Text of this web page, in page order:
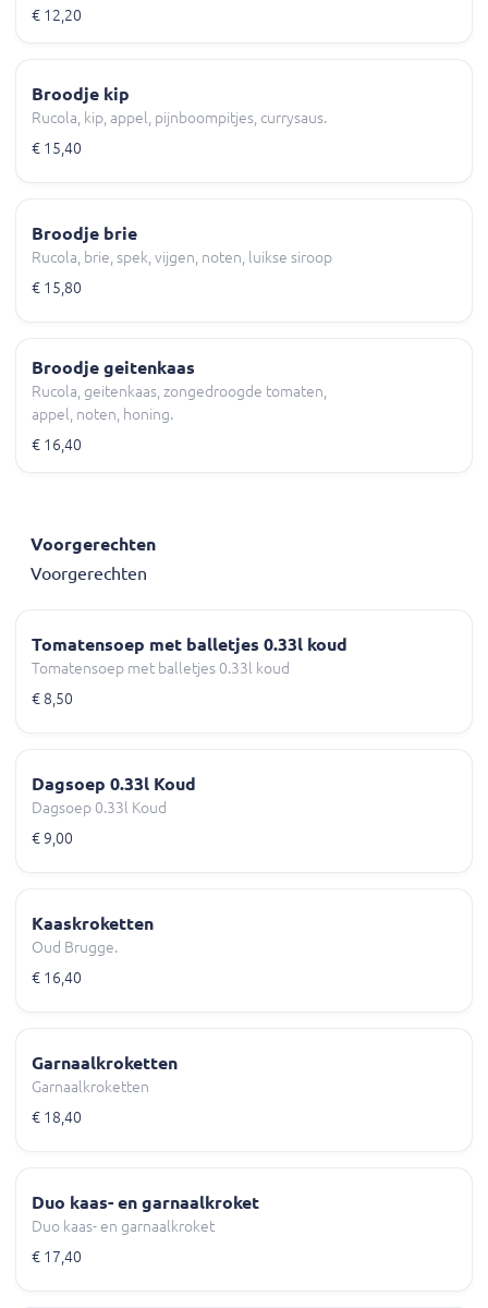
€ 12,20
Broodje kip
Rucola, kip, appel, pijnboompitjes, currysaus.
€ 15,40
Broodje brie
Rucola, brie, spek, vijgen, noten, luikse siroop
€ 15,80
Broodje geitenkaas
Rucola, geitenkaas, zongedroogde tomaten,
appel, noten, honing.
€ 16,40
Voorgerechten
Voorgerechten
Tomatensoep met balletjes 0.33l koud
Tomatensoep met balletjes 0.33l koud
€ 8,50
Dagsoep 0.33l Koud
Dagsoep 0.33l Koud
€ 9,00
Kaaskroketten
Oud Brugge.
€ 16,40
Garnaalkroketten
Garnaalkroketten
€ 18,40
Duo kaas- en garnaalkroket
Duo kaas- en garnaalkroket
€ 17,40